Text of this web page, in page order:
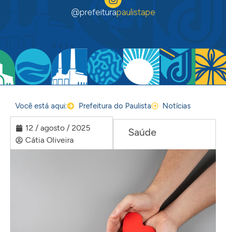
@prefeiturapaulistape
Você está aqui: Prefeitura do Paulista Notícias
12 / agosto / 2025
Cátia Oliveira
Saúde